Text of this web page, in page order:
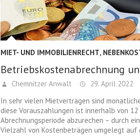
MIET- UND IMMOBILIENRECHT,
Betriebskostenabrechnung
Chemnitzer Anwalt
29. April 2022
In sehr vielen Mietverträgen sind
diese Vorauszahlungen ist innerhalb von
Abrechnungsperiode abzurechen – durch
Vielzahl von Kostenbeträgen umgelegt